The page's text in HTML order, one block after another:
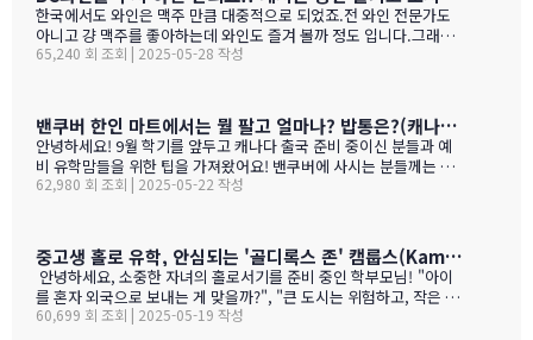
Non-Resident Canadian Students$84,000International Stude
nts$99,500
한국에서도 와인은 맥주 만큼 대중적으로 되었죠.전 와인 전문가도
아니고 걍 맥주를 좋아하는데 와인도 즐겨 볼까 정도 입니다.그래도
와인을 이것 저것 10년넘게 먹다 보니 캐나다, 미국 와인이 유럽산 대
나가 술을 마트,편의점에서 팔지 않고 따로 리쿼스토어나 와인 N 비
어 스토어만 가야 살수 있다는 것이죠.하여간 이번에는 BC와인 장점
을 한번 알아볼게요. GPT가 정리 해본 글이에요. 한번 보세요.그리고
어떤 와인이 있나? 아래 사진으로 함 보세요.ㅎㅎ 그리고 밴쿠버에서
파는 한국 소주 종류와 가격도 함 보세요. 당연 한국보다 비싸죠!!!1.
0-15 % 길고, 일교차가 커 산도가 살아 있음. 서늘한 밤 덕분에 과일
향이 …
65,240 회 조회 | 2025-05-28 작성
밴쿠버 한인 마트에서는 뭘 팔고 얼마나? 밥통은?(캐나다 출국 준비 중이신 분들과 예비 유학맘들을 위한)
안녕하세요! 9월 학기를 앞두고 캐나다 출국 준비 중이신 분들과 예
비 유학맘들을 위한 팁을 가져왔어요! 밴쿠버에 사시는 분들께는 이
미 익숙한 정보일 수도 있지만, 처음 가시는 분들께는 정말 유용할 거
하지만, 밴쿠버 지역에서는 한남마트도 있죠. (홍보글 절대 아님 ㅋ
ㅋ)사진들을 보시면서 가격대와 어떤 물건들이 있는지 미리 체크해
보세요!특히 주목할 점은 전기밥솥인데요, 한국에서 가져간 제품은
전압이 달라서 사용할 수 없어서 어쩔 수 없이 현지에서 새로 구입해
야 하는 것중 하나 일수 있죠? 하기는 요새는 워낙 밥들을 먹지 않다
62,980 회 조회 | 2025-05-22 작성
중고생 홀로 유학, 안심되는 '골디록스 존' 캠룹스(Kamloops)가 정답입니다
를 혼자 외국으로 보내는 게 맞을까?", "큰 도시는 위험하고, 작은 도
시는 교육환경이 부족할까?" 이런 고민으로 밤잠 설치시죠? 오늘은
60,699 회 조회 | 2025-05-19 작성